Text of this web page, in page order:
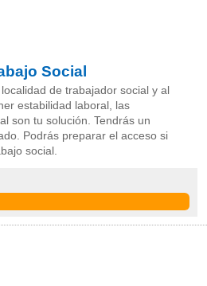
Social
de trabajador social y al
estabilidad laboral, las
son tu solución. Tendrás un
Podrás preparar el acceso si
social.